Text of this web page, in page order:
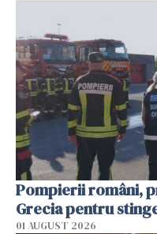
Pompierii români,
Grecia pentru
01 AUGUST 2026